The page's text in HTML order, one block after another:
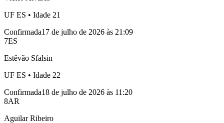
UF ES • Idade 21
Confirmada17 de julho de 2026 às 21:09
7ES
Estêvão Sfalsin
UF ES • Idade 22
Confirmada18 de julho de 2026 às 11:20
8AR
Aguilar Ribeiro